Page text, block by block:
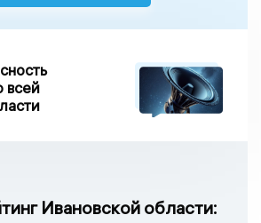
всей
Ивановской области: